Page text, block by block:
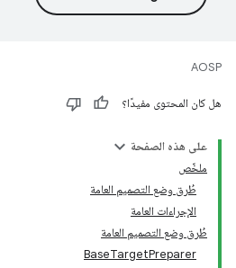
AOSP
هل كان المحتوى مفيدًا؟
على هذه الصفحة
ملخّص
طُرق وضع التصميم العامة
الإجراءات العامة
طُرق وضع التصميم العامة
BaseTargetPreparer